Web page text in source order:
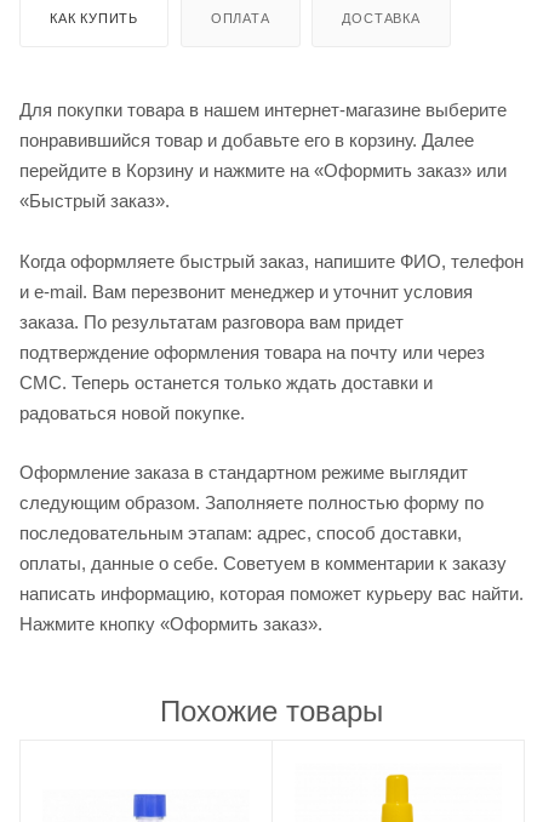
КАК КУПИТЬ ОПЛАТА ДОСТАВКА
Для покупки товара в нашем интернет-магазине выберите
понравившийся товар и добавьте его в корзину. Далее
перейдите в Корзину и нажмите на «Оформить заказ» или
«Быстрый заказ».
Когда оформляете быстрый заказ, напишите ФИО, телефон
и e-mail. Вам перезвонит менеджер и уточнит условия
заказа. По результатам разговора вам придет
подтверждение оформления товара на почту или через
СМС. Теперь останется только ждать доставки и
радоваться новой покупке.
Оформление заказа в стандартном режиме выглядит
следующим образом. Заполняете полностью форму по
последовательным этапам: адрес, способ доставки,
оплаты, данные о себе. Советуем в комментарии к заказу
написать информацию, которая поможет курьеру вас найти.
Нажмите кнопку «Оформить заказ».
Похожие товары